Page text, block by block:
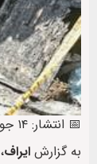
📅 انتشار: ۱۴ جوزا ۱۴۰۵ ساعت ۰۹:۰۳
به گزارش ایراف